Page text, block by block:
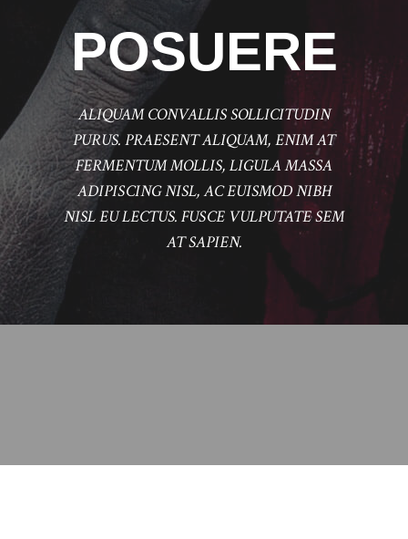
POSUERE
ALIQUAM CONVALLIS SOLLICITUDIN
PURUS. PRAESENT ALIQUAM, ENIM AT
FERMENTUM MOLLIS, LIGULA MASSA
ADIPISCING NISL, AC EUISMOD NIBH
NISL EU LECTUS. FUSCE VULPUTATE SEM
AT SAPIEN.